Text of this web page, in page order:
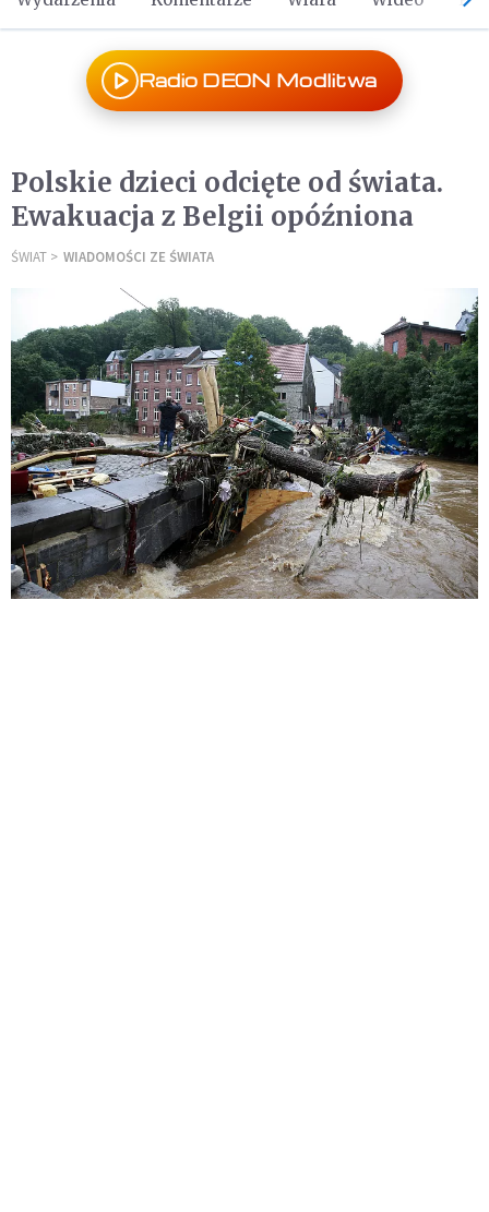
Radio DEON Modlitwa
Polskie dzieci odcięte od świata.
Ewakuacja z Belgii opóźniona
ŚWIAT WIADOMOŚCI ZE ŚWIATA